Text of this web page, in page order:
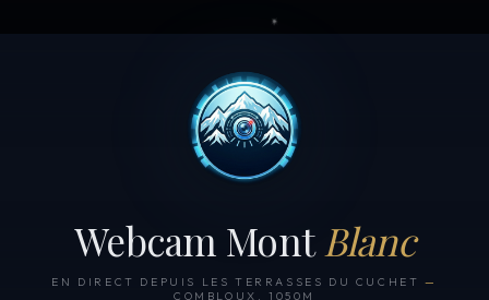
Webcam Mont Blanc
EN DIRECT DEPUIS LES TERRASSES DU CUCHET —
COMBLOUX, 1050M